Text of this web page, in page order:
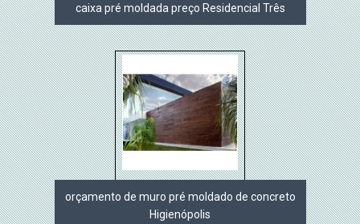
caixa pré moldada preço Residencial Três
orçamento de muro pré moldado de concreto
Higienópolis